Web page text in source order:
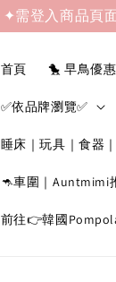
✦需登入商品頁
首頁 🐤 早鳥優
✅依品牌瀏覽✅
睡床｜玩具｜食器
🦘車圍｜Auntmimi
前往👉韓國